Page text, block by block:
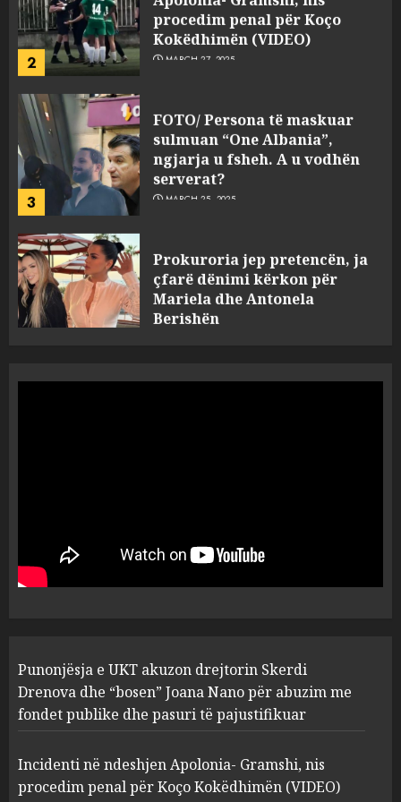
2
Kokëdhimën (VIDEO)
MARCH 27, 2025
sulmuan “One Albania”,
ngjarja u fsheh. A u vodhën
serverat?
MARCH 25, 2025
4
çfarë dënimi kërkon për
Mariela dhe Antonela
Berishën
MARCH 25, 2025
1
“bosen” Joana Nano për
abuzim me fondet publike dhe
pasuri të pajustifikuar
2
Apolonia- Gramshi, nis
procedim penal për Koço
Kokëdhimën (VIDEO)
MARCH 27, 2025
FOTO/ Persona të maskuar
Punonjësja e UKT akuzon drejtorin Skerdi
Drenova dhe “bosen” Joana Nano për abuzim me
fondet publike dhe pasuri të pajustifikuar
Incidenti në ndeshjen Apolonia- Gramshi, nis
procedim penal për Koço Kokëdhimën (VIDEO)